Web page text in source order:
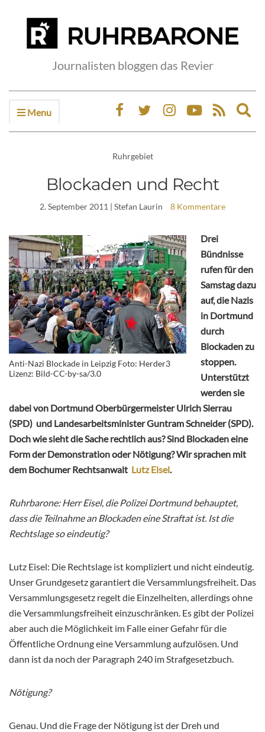
Journalisten bloggen das Revier
Menu
Ruhrgebiet
Blockaden und Recht
2. September 2011 | Stefan Laurin 8 Kommentare
Anti-Nazi Blockade in Leipzig Foto: Herder3
Lizenz: Bild-CC-by-sa/3.0
Drei
Bündnisse
rufen für den
Samstag dazu
auf, die Nazis
in Dortmund
durch
Blockaden zu
stoppen.
Unterstützt
werden sie
dabei von Dortmund Oberbürgermeister Ulrich Sierrau
(SPD) und Landesarbeitsminister Guntram Schneider (SPD).
Doch wie sieht die Sache rechtlich aus? Sind Blockaden eine
Form der Demonstration oder Nötigung? Wir sprachen mit
dem Bochumer Rechtsanwalt Lutz Eisel.
Ruhrbarone: Herr Eisel, die Polizei Dortmund behauptet,
dass die Teilnahme an Blockaden eine Straftat ist. Ist die
Rechtslage so eindeutig?
Lutz Eisel: Die Rechtslage ist kompliziert und nicht eindeutig.
Unser Grundgesetz garantiert die Versammlungsfreiheit. Das
Versammlungsgesetz regelt die Einzelheiten, allerdings ohne
die Versammlungsfreiheit einzuschränken. Es gibt der Polizei
aber auch die Möglichkeit im Falle einer Gefahr für die
Öffentliche Ordnung eine Versammlung aufzulösen. Und
dann ist da noch der Paragraph 240 im Strafgesetzbuch.
Nötigung?
Genau. Und die Frage der Nötigung ist der Dreh und